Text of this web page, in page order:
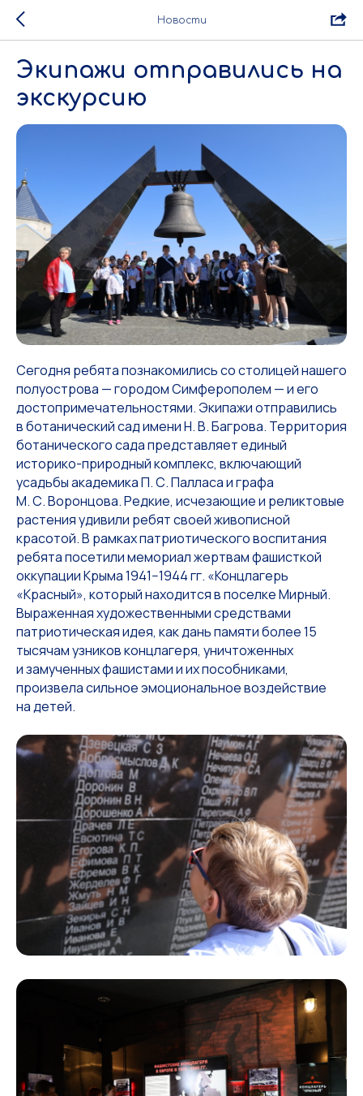
Новости
Экипажи отправились на
экскурсию
Сегодня ребята познакомились со столицей нашего
полуострова — городом Симферополем — и его
достопримечательностями. Экипажи отправились
в ботанический сад имени Н. В. Багрова. Территория
ботанического сада представляет единый
историко-природный комплекс, включающий
усадьбы академика П. С. Палласа и графа
М. С. Воронцова. Редкие, исчезающие и реликтовые
растения удивили ребят своей живописной
красотой. В рамках патриотического воспитания
ребята посетили мемориал жертвам фашисткой
оккупации Крыма 1941−1944 гг. «Концлагерь
«Красный», который находится в поселке Мирный.
Выраженная художественными средствами
патриотическая идея, как дань памяти более 15
тысячам узников концлагеря, уничтоженных
и замученных фашистами и их пособниками,
произвела сильное эмоциональное воздействие
на детей.